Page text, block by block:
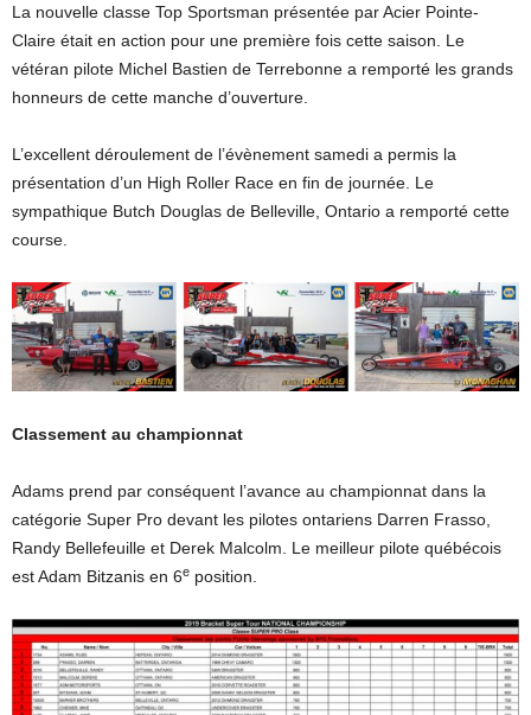
La nouvelle classe Top Sportsman présentée par Acier Pointe-
Claire était en action pour une première fois cette saison. Le
vétéran pilote Michel Bastien de Terrebonne a remporté les grands
honneurs de cette manche d’ouverture.
L’excellent déroulement de l’évènement samedi a permis la
présentation d’un High Roller Race en fin de journée. Le
sympathique Butch Douglas de Belleville, Ontario a remporté cette
course.
Classement au championnat
Adams prend par conséquent l’avance au championnat dans la
catégorie Super Pro devant les pilotes ontariens Darren Frasso,
Randy Bellefeuille et Derek Malcolm. Le meilleur pilote québécois
est Adam Bitzanis en 6e position.